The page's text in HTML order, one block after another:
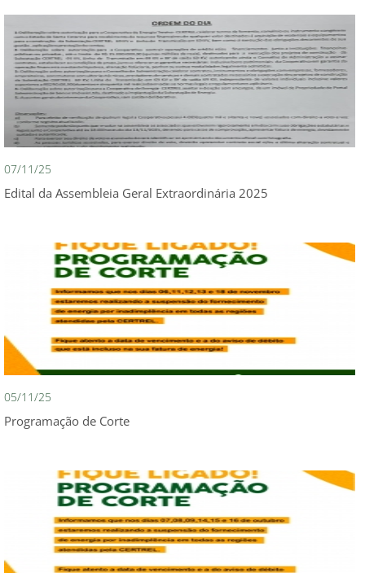
07/11/25
Edital da Assembleia Geral Extraordinária 2025
05/11/25
Programação de Corte